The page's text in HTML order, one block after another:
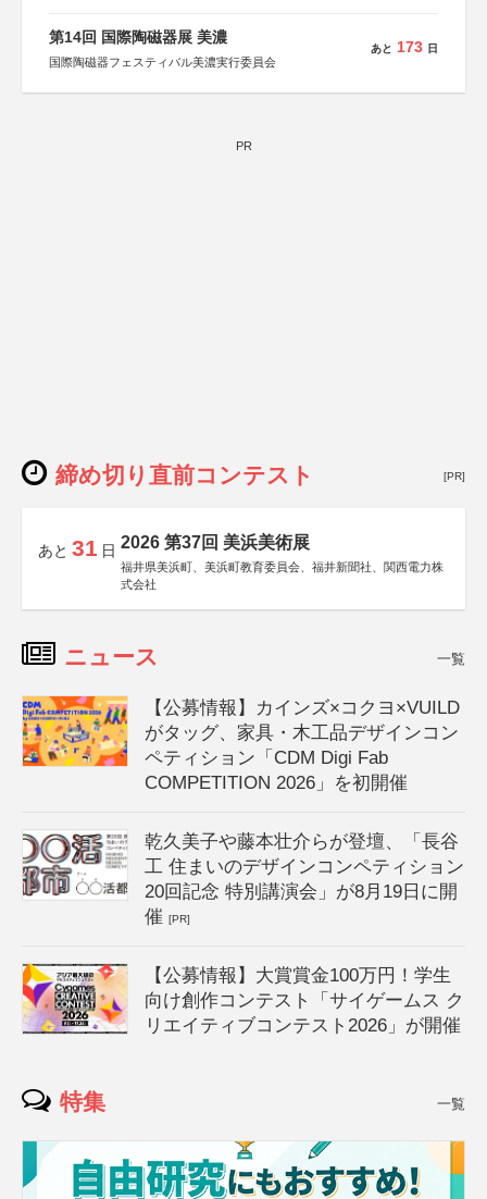
第14回 国際陶磁器展 美濃
国際陶磁器フェスティバル美濃実行委員会
あと 173 日
PR
締め切り直前コンテスト [PR]
あと 31 日 2026 第37回 美浜美術展
福井県美浜町、美浜町教育委員会、福井新聞社、関西電力株
式会社
ニュース 一覧
【公募情報】カインズ×コクヨ×VUILD
がタッグ、家具・木工品デザインコン
ペティション「CDM Digi Fab
COMPETITION 2026」を初開催
乾久美子や藤本壮介らが登壇、「長谷
工 住まいのデザインコンペティション
20回記念 特別講演会」が8月19日に開
催[PR]
【公募情報】大賞賞金100万円！学生
向け創作コンテスト「サイゲームス ク
リエイティブコンテスト2026」が開催
特集 一覧